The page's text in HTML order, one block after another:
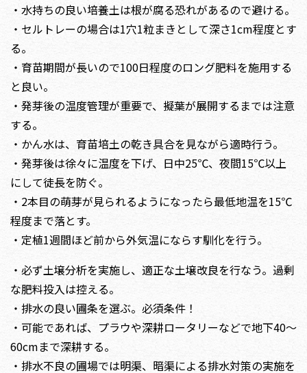
・水持ちの良い培養土は根が腐る恐れがあるので避ける。
・セルトレーの場合は1穴1粒まきとして深さ1cm程度とす
る。
・育苗期間が長いので100日程度のロング肥料を施用する
と良い。
・発芽後の温度管理が重要で、擬葉が展開するまでは注意
する。
・かん水は、育苗培土の乾き具合を見ながら適時行う。
・発芽後は徐々に温度を下げ、日中25℃、夜間15℃以上
にして徒長を防ぐ。
・2本目の萌芽が見られるようになったら最低地温を15℃
程度まで落とす。
・定植1週間ほど前から外気温にならす馴化を行う。
・必ず土壌分析を実施し、適正な土壌改良を行なう。過剰
な肥料投入は控える。
・排水の良い圃条を選ぶ。必須条件！
・可能であれば、プラウや深耕ロータリーなどで地下40～
60cmまで深耕する。
・排水不良の圃場では明渠、暗渠による排水対策の実施を